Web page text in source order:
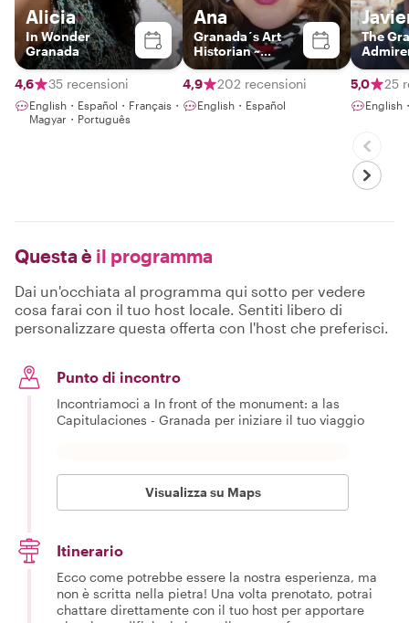
Alicia
In Wonder
Granada
4,6 35 recensioni
English・Español・Français・
Magyar・Português
Ana
Granada´s Art
Historian ~
Exclusive
Experiences ~
4,9 202 recensioni
English・Español
The
5,0 25
English
Questa è il programma
Dai un'occhiata al programma qui sotto per vedere
cosa farai con il tuo host locale. Sentiti libero di
personalizzare questa offerta con l'host che preferisci.
Punto di incontro
Incontriamoci a In front of the monument: a las
Capitulaciones - Granada per iniziare il tuo viaggio
Visualizza su Maps
Itinerario
Ecco come potrebbe essere la nostra esperienza, ma
non è scritta nella pietra! Una volta prenotato, potrai
chattare direttamente con il tuo host per apportare